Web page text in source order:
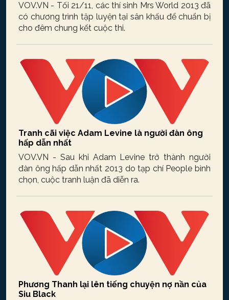
VOV.VN - Tối 21/11, các thí sinh Mrs World 2013 đã
có chương trình tập luyện tại sân khấu để chuẩn bị
cho đêm chung kết cuộc thi.
Tranh cãi việc Adam Levine là người đàn ông
hấp dẫn nhất
VOV.VN - Sau khi Adam Levine trở thành người
đàn ông hấp dẫn nhất 2013 do tạp chí People bình
chọn, cuộc tranh luận đã diễn ra.
Phương Thanh lại lên tiếng chuyện nợ nần của
Siu Black